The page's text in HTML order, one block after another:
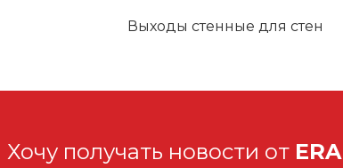
Выходы стенные для стен
Хочу получать новости от ERA